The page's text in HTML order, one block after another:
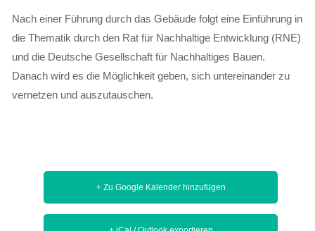
Nach einer Führung durch das Gebäude folgt eine Einführung in
die Thematik durch den Rat für Nachhaltige Entwicklung (RNE)
und die Deutsche Gesellschaft für Nachhaltiges Bauen.
Danach wird es die Möglichkeit geben, sich untereinander zu
vernetzen und auszutauschen.
+ Zu Google Kalender hinzufügen